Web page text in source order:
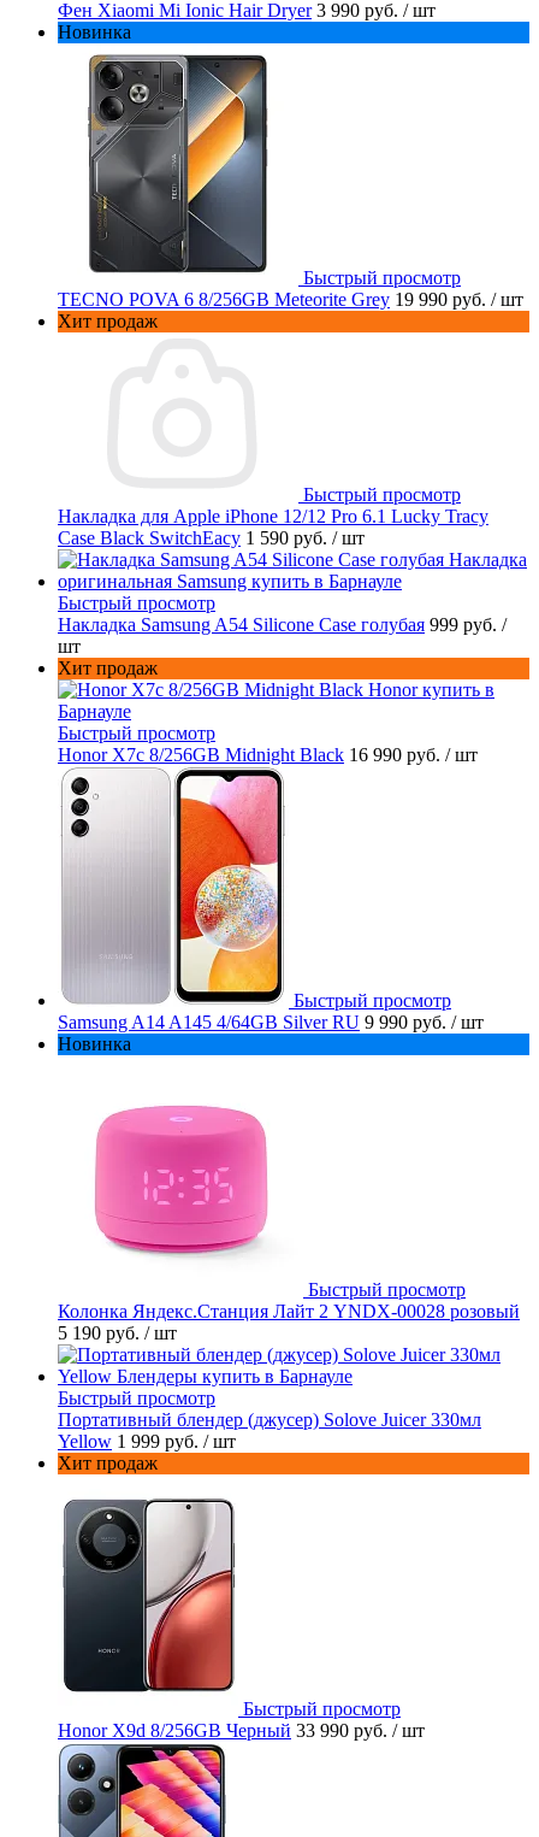
Фен Xiaomi Mi Ionic Hair Dryer 3 990 руб. / шт
Новинка
Быстрый просмотр
TECNO POVA 6 8/256GB Meteorite Grey 19 990 руб. / шт
Хит продаж
Быстрый просмотр
Накладка для Apple iPhone 12/12 Pro 6.1 Lucky Tracy
Case Black SwitchEacy 1 590 руб. / шт
Быстрый просмотр
Накладка Samsung A54 Silicone Case голубая 999 руб. /
шт
Хит продаж
Быстрый просмотр
Honor X7c 8/256GB Midnight Black 16 990 руб. / шт
Быстрый просмотр
Samsung A14 A145 4/64GB Silver RU 9 990 руб. / шт
Новинка
Быстрый просмотр
Колонка Яндекс.Станция Лайт 2 YNDX-00028 розовый
5 190 руб. / шт
Быстрый просмотр
Портативный блендер (джусер) Solove Juicer 330мл
Yellow 1 999 руб. / шт
Хит продаж
Быстрый просмотр
Honor X9d 8/256GB Черный 33 990 руб. / шт